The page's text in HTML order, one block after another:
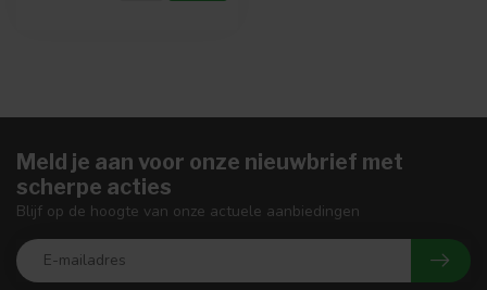
Meld je aan voor onze nieuwbrief met
scherpe acties
Blijf op de hoogte van onze actuele aanbiedingen